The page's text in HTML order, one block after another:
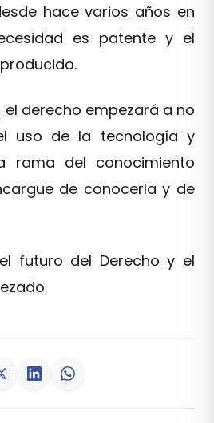
hace varios años en
es patente y el
derecho empezará a no
uso de la tecnología y
rama del conocimiento
de conocerla y de
futuro del Derecho y el